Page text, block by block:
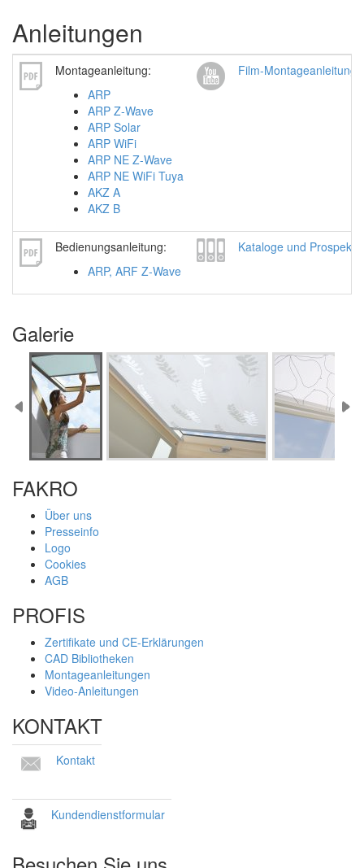
Anleitungen
Montageanleitung:
ARP
ARP Z-Wave
ARP Solar
ARP WiFi
ARP NE Z-Wave
ARP NE WiFi Tuya
AKZ A
AKZ B
Film-Montageanleitung
Bedienungsanleitung:
ARP, ARF Z-Wave
Kataloge und Prospekte
Galerie
FAKRO
Über uns
Presseinfo
Logo
Cookies
AGB
PROFIS
Zertifikate und CE-Erklärungen
CAD Bibliotheken
Montageanleitungen
Video-Anleitungen
KONTAKT
Kontakt
Kundendienstformular